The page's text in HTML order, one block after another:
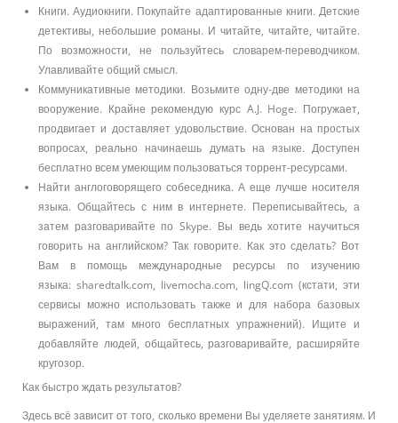
Книги. Аудиокниги. Покупайте адаптированные книги. Детские
детективы, небольшие романы. И читайте, читайте, читайте.
По возможности, не пользуйтесь словарем-переводчиком.
Улавливайте общий смысл.
Коммуникативные методики. Возьмите одну-две методики на
вооружение. Крайне рекомендую курс A.J. Hoge. Погружает,
продвигает и доставляет удовольствие. Основан на простых
вопросах, реально начинаешь думать на языке. Доступен
бесплатно всем умеющим пользоваться торрент-ресурсами.
Найти англоговорящего собеседника. А еще лучше носителя
языка. Общайтесь с ним в интернете. Переписывайтесь, а
затем разговаривайте по Skype. Вы ведь хотите научиться
говорить на английском? Так говорите. Как это сделать? Вот
Вам в помощь международные ресурсы по изучению
языка: sharedtalk.com, livemocha.com, lingQ.com (кстати, эти
сервисы можно использовать также и для набора базовых
выражений, там много бесплатных упражнений). Ищите и
добавляйте людей, общайтесь, разговаривайте, расширяйте
кругозор.
Как быстро ждать результатов?
Здесь всё зависит от того, сколько времени Вы уделяете занятиям. И